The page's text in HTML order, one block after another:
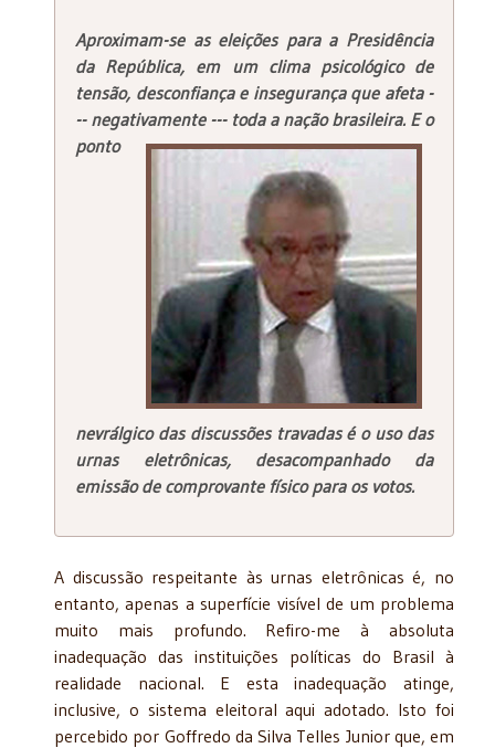
Aproximam-se as eleições para a Presidência
da República, em um clima psicológico de
tensão, desconfiança e insegurança que afeta -
-- negativamente --- todaa nação brasileira. E o
ponto
nevrálgico das discussões travadas é o uso das
urnas eletrônicas, desacompanhado da
emissão de comprovante físico para os votos.
A discussão respeitante às urnas eletrônicas é, no
entanto, apenas a superfície visível de um problema
muito mais profundo. Refiro-me à absoluta
inadequação das instituições políticas do Brasil à
realidade nacional. E esta inadequação atinge,
inclusive, o sistema eleitoral aqui adotado. Isto foi
percebido por Goffredo da Silva Telles Junior que, em